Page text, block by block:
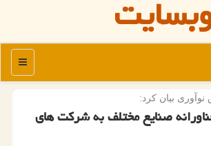
منو
بیان كرد:
نیاز فناورانه صنایع مختلف به شركت های